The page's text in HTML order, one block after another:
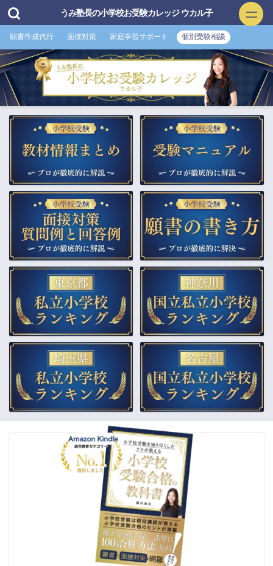
うみ塾長の小学校お受験カレッジ ウカル子
願書作成代行 面接対策 家庭学習サポート 個別受験相談
小学校お受験
▲家庭学習サポート ▲プロ家庭教師（訪問）
▲小学校受験合格の教科書 ▲教材販売（通販）
▲受験個別相談
▲幼稚園受験をプロが解説
ご依頼までの流れ